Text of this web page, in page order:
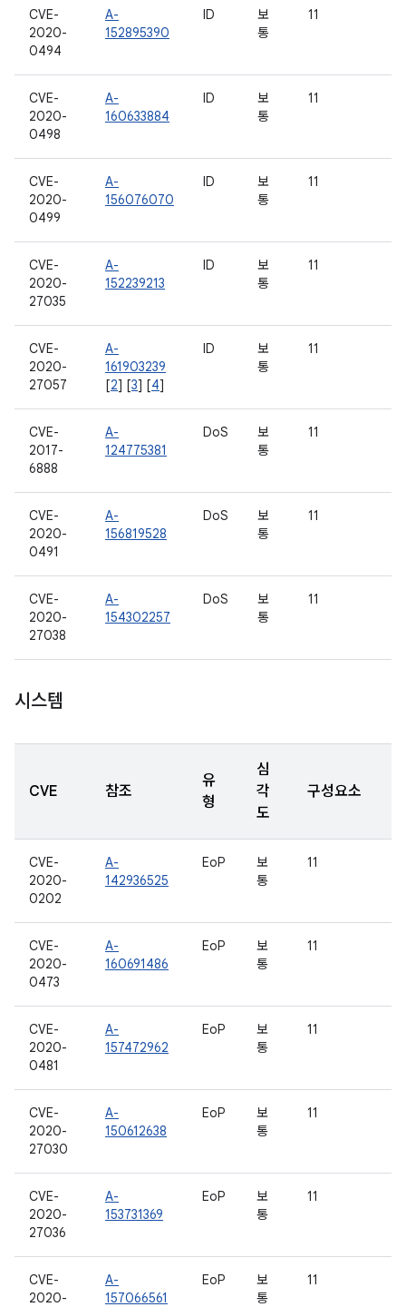
CVE-
2020-
0494
A-
152895390
ID
보
통
11
CVE-
2020-
0498
A-
160633884
ID
보
통
11
CVE-
2020-
0499
A-
156076070
ID
보
통
11
CVE-
2020-
27035
A-
152239213
ID
보
통
11
CVE-
2020-
27057
A-
161903239
[2] [3] [4]
ID
보
통
11
CVE-
2017-
6888
A-
124775381
DoS
보
통
11
CVE-
2020-
0491
A-
156819528
DoS
보
통
11
CVE-
2020-
27038
A-
154302257
DoS
보
통
11
시스템
CVE 참조
유
형
심
각
도
구성요소
CVE-
2020-
0202
A-
142936525
EoP
보
통
11
CVE-
2020-
0473
A-
160691486
EoP
보
통
11
CVE-
2020-
0481
A-
157472962
EoP
보
통
11
CVE-
2020-
27030
A-
150612638
EoP
보
통
11
CVE-
2020-
27036
A-
153731369
EoP
보
통
11
CVE-
2020-
A-
157066561
EoP
보
통
11